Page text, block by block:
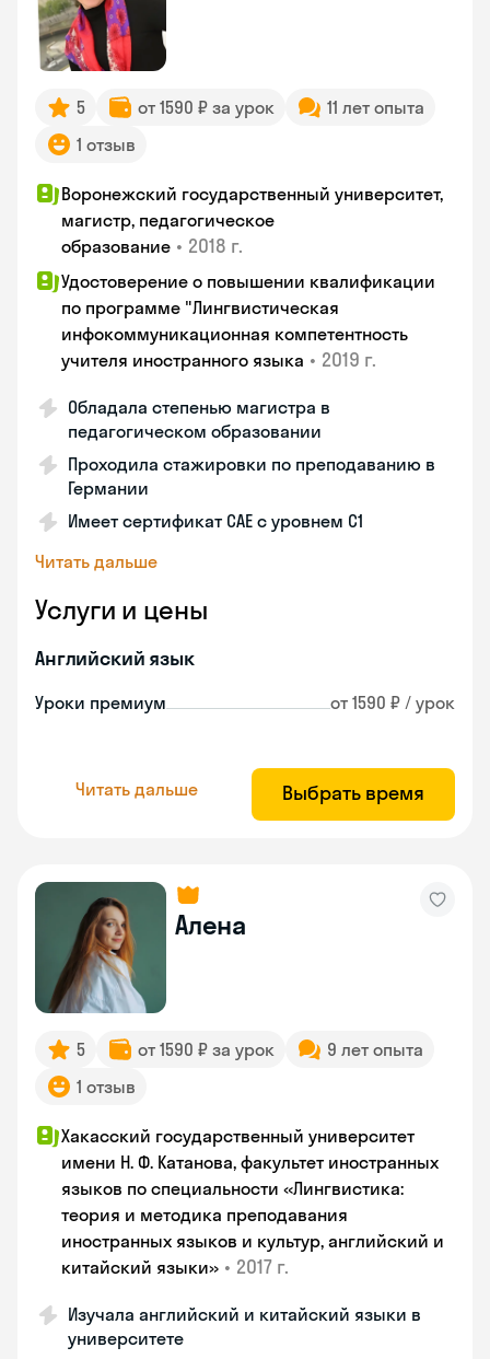
5 от 1590 ₽ за урок
11 лет опыта
1 отзыв
Воронежский государственный университет,
магистр, педагогическое
образование • 2018 г.
Удостоверение о повышении квалификации
по программе "Лингвистическая
инфокоммуникационная компетентность
учителя иностранного языка • 2019 г.
Обладала степенью магистра в
педагогическом образовании
Проходила стажировки по преподаванию в
Германии
Имеет сертификат САЕ с уровнем С1
Читать дальше
Услуги и цены
Английский язык
Уроки премиум от 1590 ₽ / урок
Читать дальше Выбрать время
Алена
5 от 1590 ₽ за урок
9 лет опыта
1 отзыв
Хакасский государственный университет
имени Н. Ф. Катанова, факультет иностранных
языков по специальности «Лингвистика:
теория и методика преподавания
иностранных языков и культур, английский и
китайский языки» • 2017 г.
Изучала английский и китайский языки в
университете